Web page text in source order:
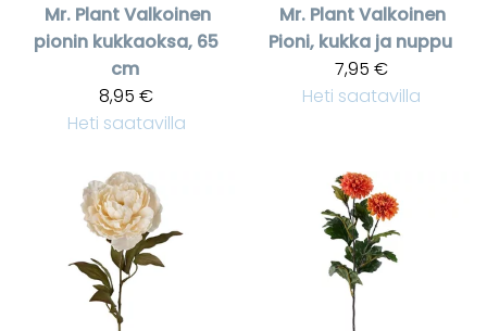
Mr. PlantValkoinen
pionin kukkaoksa, 65
cm
8,95 €
Heti saatavilla
Mr. PlantValkoinen
Pioni, kukka ja nuppu
7,95 €
Heti saatavilla